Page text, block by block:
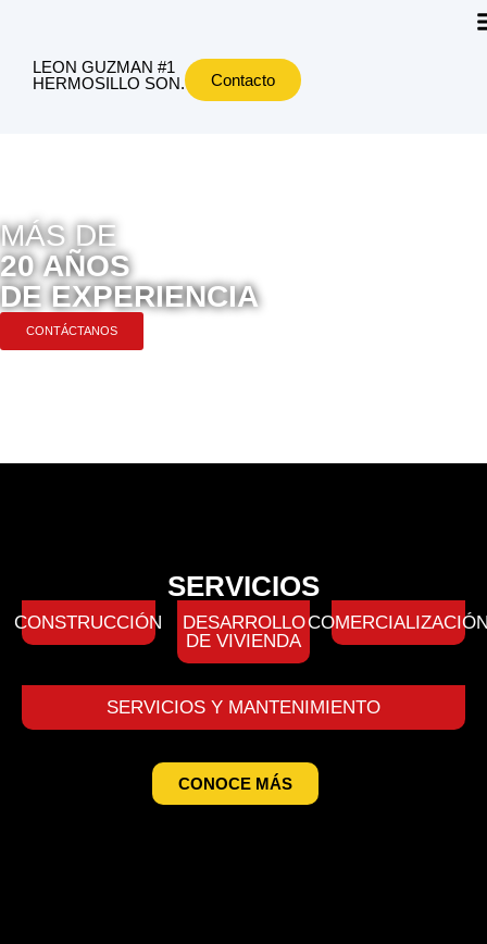
LEON GUZMAN #1
HERMOSILLO SON.
Contacto
MÁS DE
20 AÑOS
DE EXPERIENCIA
CONTÁCTANOS
SERVICIOS
CONSTRUCCIÓN
DESARROLLO
DE VIVIENDA
SERVICIOS Y MANTENIMIENTO
CONOCE MÁS